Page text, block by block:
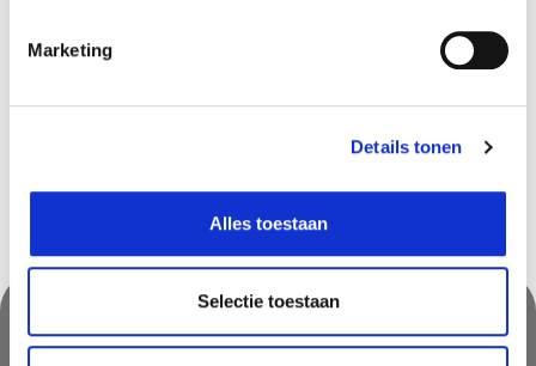
Marketing
Details tonen
Alles toestaan
Selectie toestaan
Ninove